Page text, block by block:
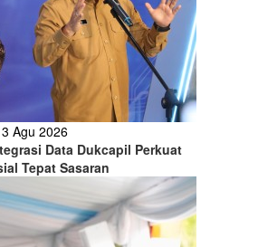
Agu 2026
Data Dukcapil Perkuat
Tepat Sasaran